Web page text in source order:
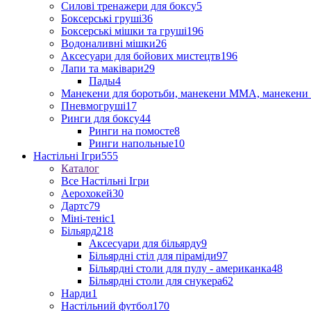
Силові тренажери для боксу5
Боксерські груші36
Боксерські мішки та груші196
Водоналивні мішки26
Аксесуари для бойових мистецтв196
Лапи та маківари29
Пады4
Манекени для боротьби, манекени ММА, манекени
Пневмогруші17
Ринги для боксу44
Ринги на помосте8
Ринги напольные10
Настільні Ігри555
Каталог
Все Настільні Ігри
Аерохокей30
Дартс79
Міні-теніс1
Більярд218
Аксесуари для більярду9
Більярдні стіл для піраміди97
Більярдні столи для пулу - американка48
Більярдні столи для снукера62
Нарди1
Настільний футбол170